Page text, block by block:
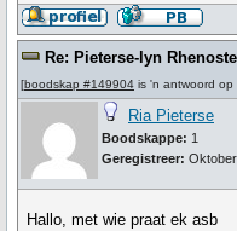
Re: Pieterse-lyn
[boodskap #149904 is 'n antwoord op
Ria Pieterse
Boodskappe: 1
Geregistreer:
Hallo, met wie praat ek asb